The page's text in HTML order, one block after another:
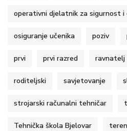
operativni djelatnik za sigurnost
osiguranje učenika poziv
prvi prvi razred ravnatelj
roditeljski savjetovanje
strojarski računalni tehničar
Tehnička škola Bjelovar